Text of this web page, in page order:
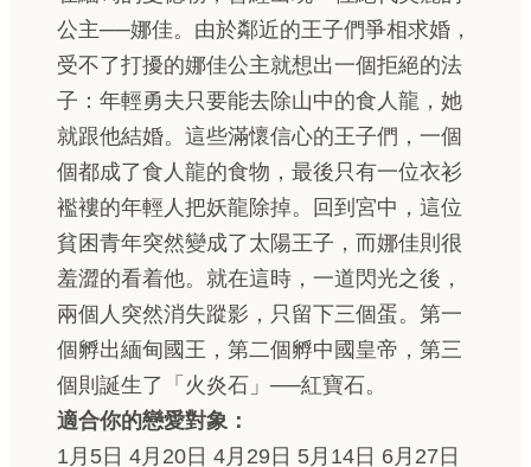
公主──娜佳。由於鄰近的王子們爭相求婚，
受不了打擾的娜佳公主就想出一個拒絕的法
子：年輕勇夫只要能去除山中的食人龍，她
就跟他結婚。這些滿懷信心的王子們，一個
個都成了食人龍的食物，最後只有一位衣衫
襤褸的年輕人把妖龍除掉。回到宮中，這位
貧困青年突然變成了太陽王子，而娜佳則很
羞澀的看着他。就在這時，一道閃光之後，
兩個人突然消失蹤影，只留下三個蛋。第一
個孵出緬甸國王，第二個孵中國皇帝，第三
個則誕生了「火炎石」──紅寶石。
適合你的戀愛對象：
1月5日 4月20日 4月29日 5月14日 6月27日